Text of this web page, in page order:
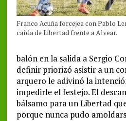
Franco Acuña forcejea con Pablo
caída de Libertad frente a Alvear.
balón en la salida a Sergio
definir priorizó asistir a un
arquero le adivinó la
impedirle el festejo. El
bálsamo para un Libertad
porque nunca pudo